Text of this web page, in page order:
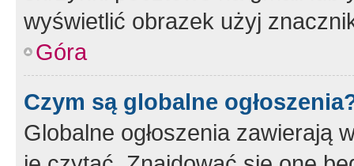
wyświetlić obrazek użyj
Góra
Czym są globalne
Globalne ogłoszenia zawierają